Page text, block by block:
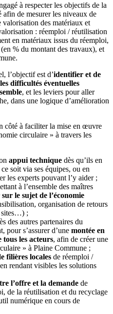
à respecter les objectifs de la
afin de mesurer les niveaux de
valorisation des matériaux et
: réemploi / réutilisation
en matériaux issus du réemploi,
% du montant des travaux), et
l’objectif est d’identifier et de
difficultés éventuelles
, et les leviers pour aller
dans une logique d’amélioration
côté à faciliter la mise en œuvre
circulaire » à travers les
appui technique dès qu’ils en
soit via ses équipes, ou en
les experts pouvant l’y aider ;
à l’ensemble des maîtres
le sujet de l’économie
organisation de retours
sites…) ;
des autres partenaires du
pour s’assurer d’une montée en
tous les acteurs, afin de créer une
» à Plaine Commune ;
filières locales de réemploi /
rendant visibles les solutions
l’offre et la demande de
de la réutilisation et du recyclage
numérique en cours de